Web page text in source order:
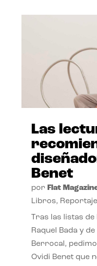
Las
Benet
por Flat
Libros, Reportaje
Tras las listas
Raquel Bada y
Berrocal,
Ovidi Benet que